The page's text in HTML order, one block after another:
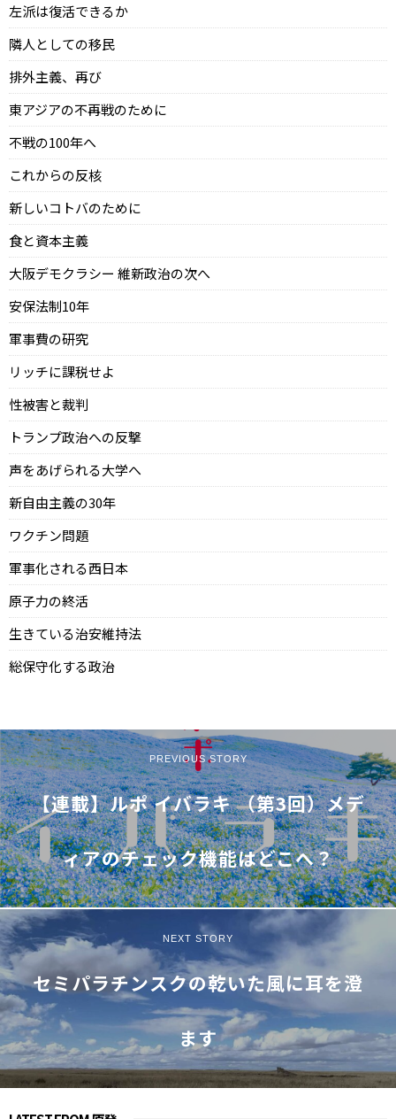
左派は復活できるか
隣人としての移民
排外主義、再び
東アジアの不再戦のために
不戦の100年へ
これからの反核
新しいコトバのために
食と資本主義
大阪デモクラシー 維新政治の次へ
安保法制10年
軍事費の研究
リッチに課税せよ
性被害と裁判
トランプ政治への反撃
声をあげられる大学へ
新自由主義の30年
ワクチン問題
軍事化される西日本
原子力の終活
生きている治安維持法
総保守化する政治
PREVIOUS STORY
【連載】ルポ イバラキ （第3回）メデ
ィアのチェック機能はどこへ？
NEXT STORY
セミパラチンスクの乾いた風に耳を澄
ます